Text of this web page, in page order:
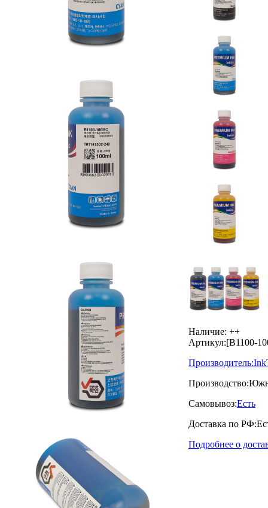
Наличие: ++
Артикул:[B1100-
Производитель:
Производство:
Самовывоз:Есть
Доставка по РФ:
Подробнее о